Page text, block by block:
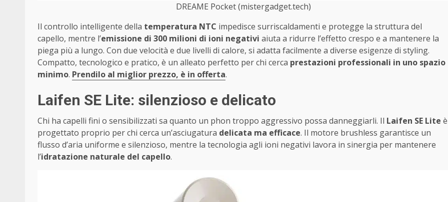
DREAME Pocket (mistergadget.tech)
Il controllo intelligente della temperatura NTC impedisce surriscaldamenti e protegge la struttura del
capello, mentre l’emissione di 300 milioni di ioni negativi aiuta a ridurre l’effetto crespo e a mantenere la
piega più a lungo. Con due velocità e due livelli di calore, si adatta facilmente a diverse esigenze di styling.
Compatto, tecnologico e pratico, è un alleato perfetto per chi cerca prestazioni professionali in uno spazio
minimo. Prendilo al miglior prezzo, è in offerta.
Laifen SE Lite: silenzioso e delicato
Chi ha capelli fini o sensibilizzati sa quanto un phon troppo aggressivo possa danneggiarli. Il Laifen SE Lite è
progettato proprio per chi cerca un’asciugatura delicata ma efficace. Il motore brushless garantisce un
flusso d’aria uniforme e silenzioso, mentre la tecnologia agli ioni negativi lavora in sinergia per mantenere
l’idratazione naturale del capello.